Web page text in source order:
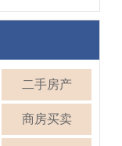
二手房产
商房买卖